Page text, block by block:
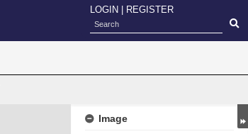
LOGIN REGISTER
Image